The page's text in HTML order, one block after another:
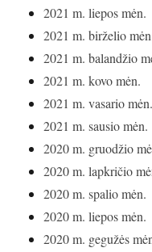
2021 m. liepos mėn.
2021 m. birželio
2021 m. balandžio
2021 m. kovo mėn.
2021 m. vasario mėn.
2021 m. sausio mėn.
2020 m. gruodžio
2020 m. lapkričio
2020 m. spalio mėn.
2020 m. liepos mėn.
2020 m. gegužės